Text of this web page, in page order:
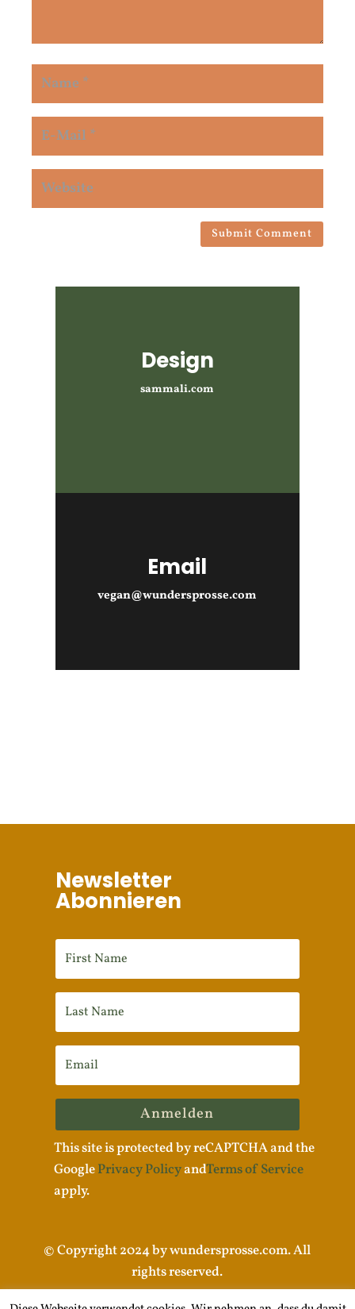
Submit Comment
Design
sammali.com
Email
vegan@wundersprosse.com
Newsletter
Abonnieren
Anmelden
This site is protected by reCAPTCHA and the
GooglePrivacy PolicyandTerms of Service
apply.
© Copyright 2024 by wundersprosse.com. All
rights reserved.